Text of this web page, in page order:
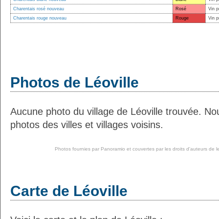
Charentais rosé nouveau
Rosé
Vin
Charentais rouge nouveau
Rouge Vin
Photos de Léoville
Aucune photo du village de Léoville trouvée.
photos des villes et villages voisins.
Photos fournies par Panoramio et couvertes par les droits d'auteurs de
Carte de Léoville